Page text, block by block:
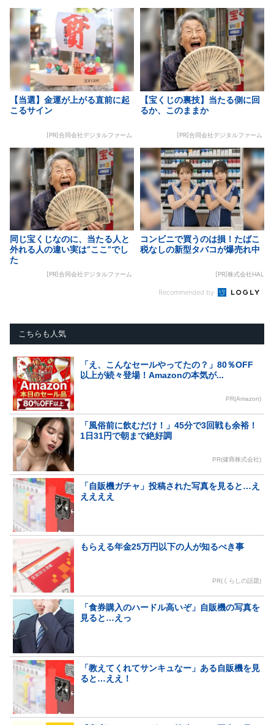
【当選】金運が上がる直前に起
こるサイン
[PR]合同会社デジタルファーム
【宝くじの裏技】当たる側に回
るか、このままか
[PR]合同会社デジタルファーム
同じ宝くじなのに、当たる人と
外れる人の違い実は“ここ”でし
た
[PR]合同会社デジタルファーム
コンビニで買うのは損！たばこ
税なしの新型タバコが爆売れ中
[PR]株式会社HAL
Recommended by
こちらも人気
「え、こんなセールやってたの？」80％OFF
以上が続々登場！Amazonの本気が...
PR(Amazon)
「風俗前に飲むだけ！」45分で3回戦も余裕！
1日31円で朝まで絶好調
PR(健商株式会社)
「自販機ガチャ」投稿された写真を見ると…え
ええええ
もらえる年金25万円以下の人が知るべき事
PR(くらしの話題)
「食券購入のハードル高いぞ」自販機の写真を
見ると…えっ
「教えてくれてサンキュなー」ある自販機を見
ると…ええ！